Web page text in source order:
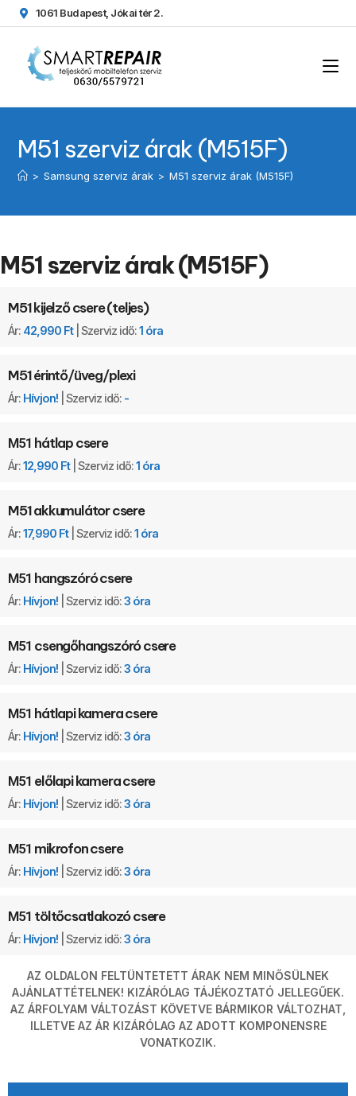
1061 Budapest, Jókai tér 2.
M51 szerviz árak (M515F)
> Samsung szerviz árak > M51 szerviz árak (M515F)
M51 szerviz árak (M515F)
M51 kijelző csere (teljes)
Ár: 42,990 Ft| Szerviz idő:1 óra
M51 érintő/üveg/plexi
Ár: Hívjon! | Szerviz idő: -
M51 hátlap csere
Ár:12,990 Ft| Szerviz idő:1 óra
M51akkumulátor csere
Ár:17,990 Ft| Szerviz idő:1 óra
M51 hangszóró csere
Ár: Hívjon! | Szerviz idő:3 óra
M51 csengőhangszóró csere
Ár: Hívjon! | Szerviz idő:3 óra
M51 hátlapi kamera csere
Ár: Hívjon! | Szerviz idő:3 óra
M51 előlapi kamera csere
Ár: Hívjon! | Szerviz idő:3 óra
M51 mikrofon csere
Ár: Hívjon! | Szerviz idő:3 óra
M51 töltőcsatlakozó csere
Ár: Hívjon! | Szerviz idő:3 óra
AZ OLDALON FELTÜNTETETT ÁRAK NEM MINŐSÜLNEK
AJÁNLATTÉTELNEK! KIZÁRÓLAG TÁJÉKOZTATÓ JELLEGŰEK.
AZ ÁRFOLYAM VÁLTOZÁST KÖVETVE BÁRMIKOR VÁLTOZHAT,
ILLETVE AZ ÁR KIZÁRÓLAG AZ ADOTT KOMPONENSRE
VONATKOZIK.